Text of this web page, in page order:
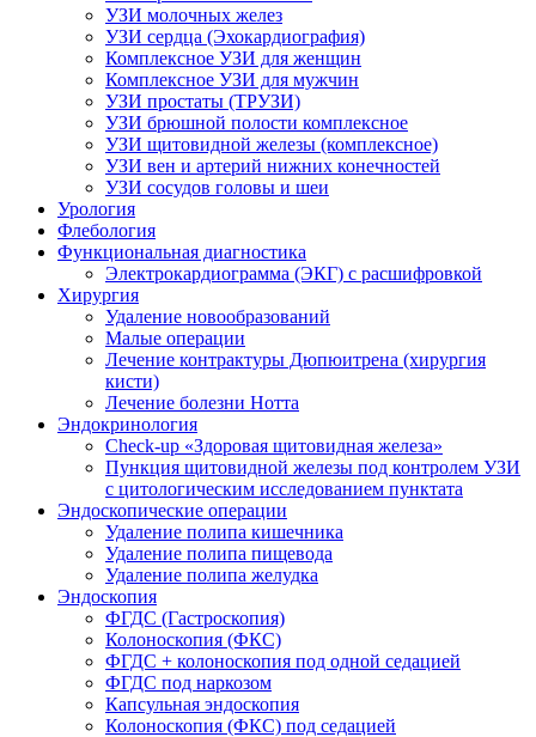
УЗИ молочных желез
УЗИ сердца (Эхокардиография)
Комплексное УЗИ для женщин
Комплексное УЗИ для мужчин
УЗИ простаты (ТРУЗИ)
УЗИ брюшной полости комплексное
УЗИ щитовидной железы (комплексное)
УЗИ вен и артерий нижних конечностей
УЗИ сосудов головы и шеи
Урология
Флебология
Функциональная диагностика
Электрокардиограмма (ЭКГ) с расшифровкой
Хирургия
Удаление новообразований
Малые операции
Лечение контрактуры Дюпюитрена (хирургия
кисти)
Лечение болезни Нотта
Эндокринология
Check-up «Здоровая щитовидная железа»
Пункция щитовидной железы под контролем УЗИ
с цитологическим исследованием пунктата
Эндоскопические операции
Удаление полипа кишечника
Удаление полипа пищевода
Удаление полипа желудка
Эндоскопия
ФГДС (Гастроскопия)
Колоноскопия (ФКС)
ФГДС + колоноскопия под одной седацией
ФГДС под наркозом
Капсульная эндоскопия
Колоноскопия (ФКС) под седацией